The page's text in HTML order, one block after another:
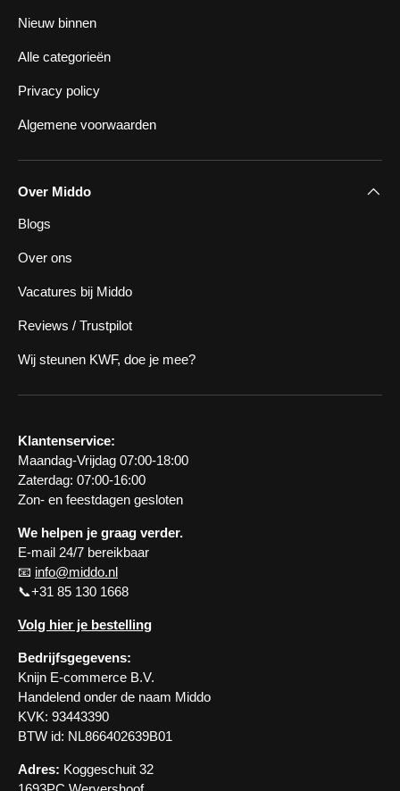
Nieuw binnen
Alle categorieën
Privacy policy
Algemene voorwaarden
Over Middo
Blogs
Over ons
Vacatures bij Middo
Reviews / Trustpilot
Wij steunen KWF, doe je mee?
Klantenservice:
Maandag-Vrijdag 07:00-18:00
Zaterdag: 07:00-16:00
Zon- en feestdagen gesloten
We helpen je graag verder.
E-mail 24/7 bereikbaar
📧 info@middo.nl
📞+31 85 130 1668
Volg hier je bestelling
Bedrijfsgegevens:
Knijn E-commerce B.V.
Handelend onder de naam Middo
KVK: 93443390
BTW id: NL866402639B01
Adres: Koggeschuit 32